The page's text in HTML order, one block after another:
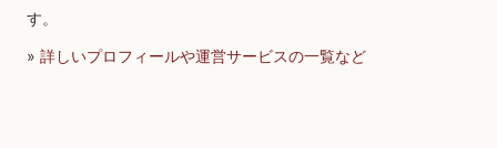
す。
» 詳しいプロフィールや運営サービスの一覧など